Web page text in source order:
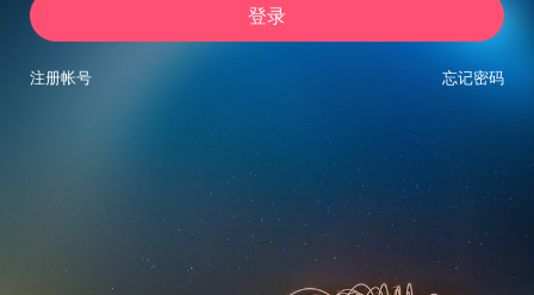
登录
忘记密码
注册帐号